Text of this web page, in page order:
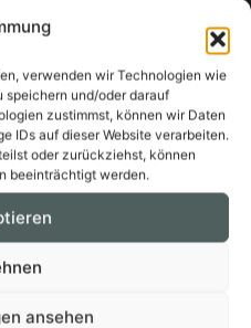
verwenden wir Technologien wie
speichern und/oder darauf
zustimmst, können wir Daten
IDs auf dieser Website verarbeiten.
oder zurückziehst, können
beeinträchtigt werden.
ansehen